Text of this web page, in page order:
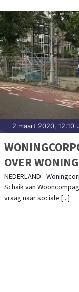
2 maart 2020, 12:10
OVER
VRAAG
NEDERLAND -
Schaik van
vraag naar sociale [...]